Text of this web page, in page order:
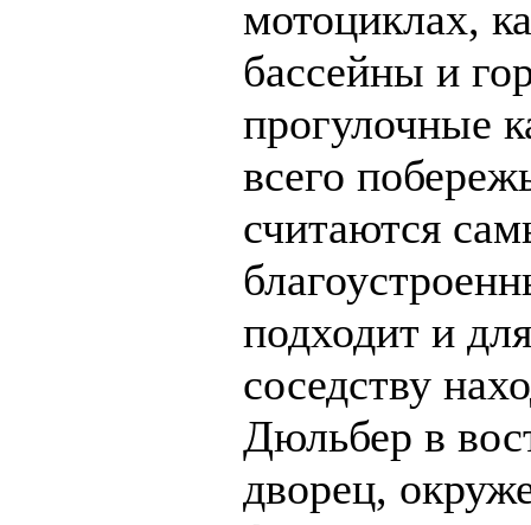
мотоциклах,
бассейны и
прогулочные
всего
считаются
подходит и
соседству
Дюльбер в
дворец,